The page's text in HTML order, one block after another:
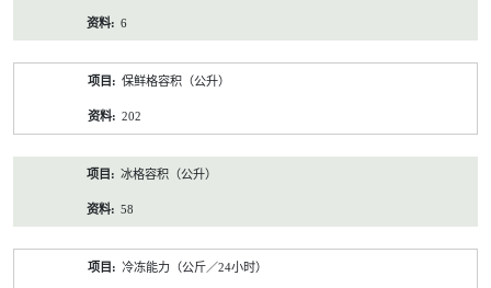
6
保鲜格容积（公升）
202
冰格容积（公升）
58
冷冻能力（公斤／24小时）